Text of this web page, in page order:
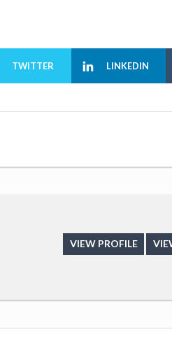
TWITTER LINKEDIN
VIEW PROFILE